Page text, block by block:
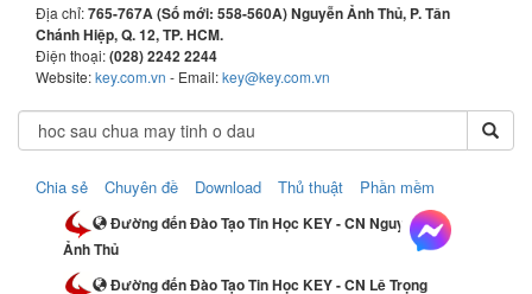
Địa chỉ:765-767A (Số mới: 558-560A) Nguyễn Ảnh Thủ, P. Tân
Chánh Hiệp, Q. 12, TP. HCM.
Điện thoại:(028) 2242 2244
Website:key.com.vn - Email:key@key.com.vn
Chia sẻ Chuyên đề Download Thủ thuật Phần mềm
Đường đến Đào Tạo Tin Học KEY - CN Nguyễn
Ảnh Thủ
Đường đến Đào Tạo Tin Học KEY - CN Lê Trọng